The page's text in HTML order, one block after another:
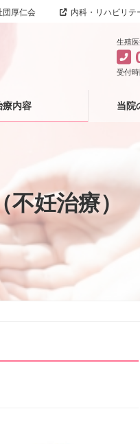
団厚仁会 内科・リハビリテ
生殖
受付
療内容 当院
妊治療）